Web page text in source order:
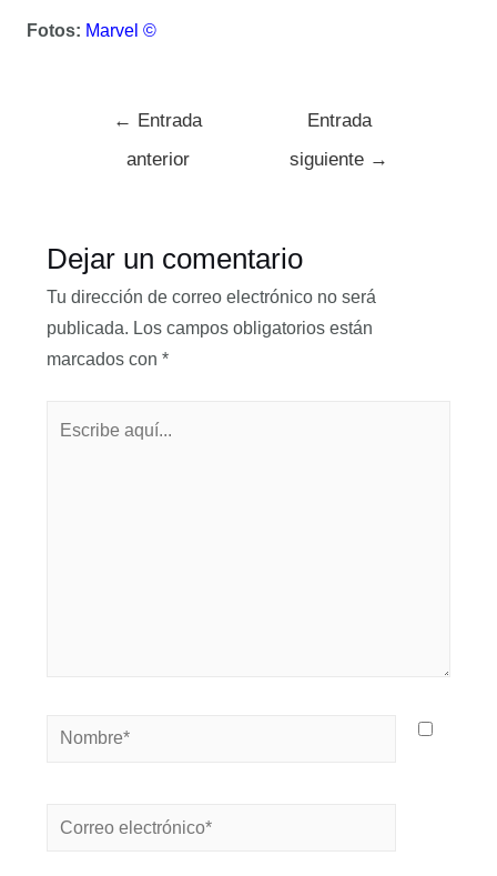
Fotos: Marvel ©
← Entrada
anterior
Entrada
siguiente →
Dejar un comentario
Tu dirección de correo electrónico no será
publicada. Los campos obligatorios están
marcados con *